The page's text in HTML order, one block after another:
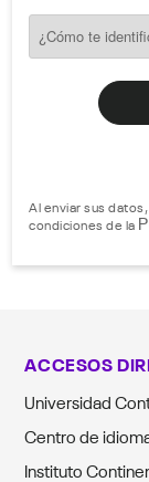
Al enviar sus
condiciones de la
ACCESOS
Universidad
Centro de
Instituto